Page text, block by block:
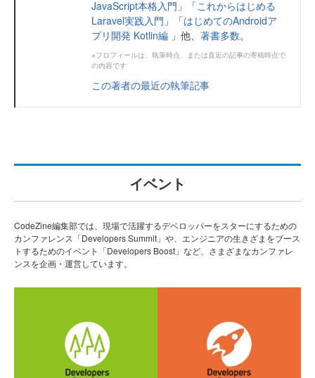
JavaScript本格入門 」「これからはじめる
Laravel実践入門 」「はじめてのAndroidア
プリ開発 Kotlin編 」他、 著書多数。
※プロフィールは、執筆時点、または直近の記事の寄稿時点で
の内容です
この著者の最近の執筆記事
イベント
CodeZine編集部では、現場で活躍するデベロッパーをスターにするための
カンファレンス「Developers Summit」や、エンジニアの生きざまをブース
トするためのイベント「Developers Boost」など、さまざまなカンファレ
ンスを企画・運営しています。